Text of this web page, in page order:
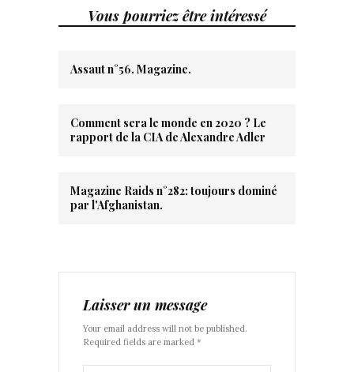
Vous pourriez être intéressé
Assaut n°56. Magazine.
Comment sera le monde en 2020 ? Le
rapport de la CIA de Alexandre Adler
Magazine Raids n°282: toujours dominé
par l'Afghanistan.
Laisser un message
Your email address will not be published.
Required fields are marked *